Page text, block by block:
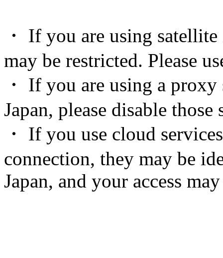
・ If you are using
may be restricted. Please
・ If you are using a
Japan, please disable those
・ If you use cloud
connection, they may be
Japan, and your access